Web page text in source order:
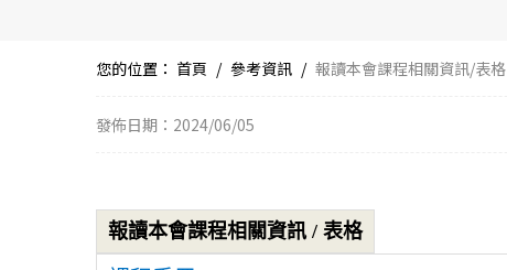
您的位置： 首頁 / 參考資訊 / 報讀本會課程相關資訊/表格
發佈日期：2024/06/05
報讀本會課程相關資訊 / 表格